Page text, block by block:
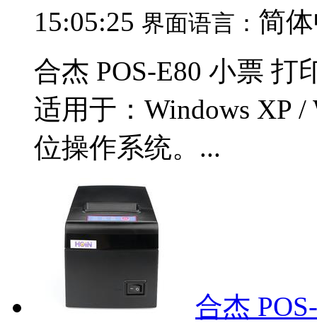
15:05:25 界面语言： 简
合杰 POS-E80 小票 打
适用于：Windows XP /
位操作系统。...
合杰